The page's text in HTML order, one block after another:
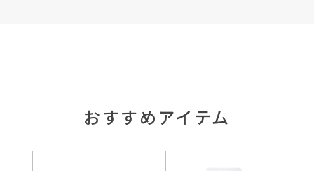
おすすめアイテム